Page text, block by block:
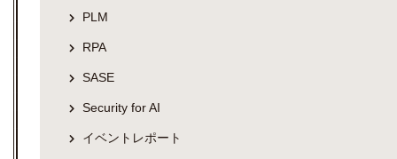
PLM
RPA
SASE
Security for AI
イベントレポート